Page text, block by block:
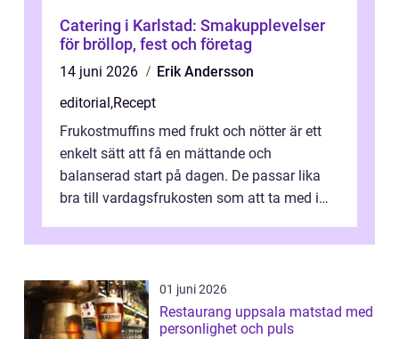
Catering i Karlstad: Smakupplevelser
för bröllop, fest och företag
14 juni 2026
Erik Andersson
editorial,Recept
Frukostmuffins med frukt och nötter är ett
enkelt sätt att få en mättande och
balanserad start på dagen. De passar lika
bra till vardagsfrukosten som att ta med i
01 juni 2026
Restaurang uppsala matstad med
personlighet och puls